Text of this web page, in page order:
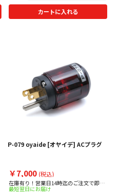
カートに入れる
P-079 oyaide [オヤイデ] ACプラグ
￥7,000 (税込)
在庫有り！営業日14時迄のご注文で即日
出荷！
最短翌日にお届け